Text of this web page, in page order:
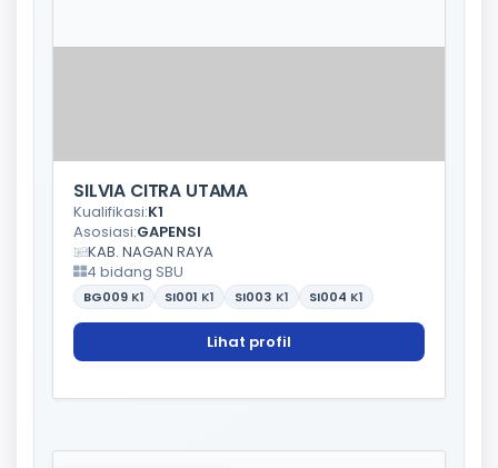
SILVIA CITRA UTAMA
Kualifikasi:K1
Asosiasi:GAPENSI
KAB. NAGAN RAYA
4 bidang SBU
BG009 K1 SI001 K1 SI003 K1 SI004 K1
Lihat profil